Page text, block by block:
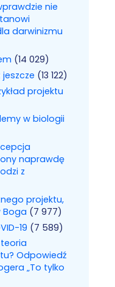
nie
darwinizmu
(14 029)
(13 122)
projektu
w biologii
naprawdę
z
projektu,
Boga (7 977)
19 (7 589)
Odpowiedź
„To tylko